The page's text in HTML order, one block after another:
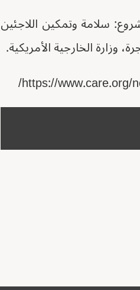
سلامة وتمكين اللاجئين
الخارجية الأمريكية.